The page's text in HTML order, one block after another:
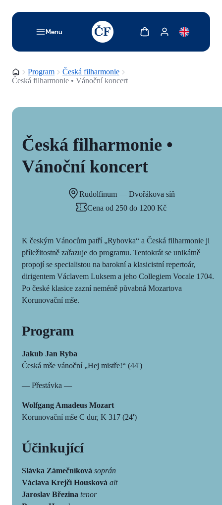
Menu
TODO: Add description for reader
Zobrazit košíkZobrazit můj účet
Domovská stránka
Program
Česká filharmonie
Česká filharmonie • Vánoční koncert
Česká filharmonie •
Vánoční koncert
Rudolfinum — Dvořákova síň
Cena od 250 do 1200 Kč
K českým Vánocům patří „Rybovka“ a Česká filharmonie ji
příležitostně zařazuje do programu. Tentokrát se unikátně
propojí se specialistou na barokní a klasicistní repertoár,
dirigentem Václavem Luksem a jeho Collegiem Vocale 1704.
Po české klasice zazní neméně půvabná Mozartova
Korunovační mše.
Program
Jakub Jan Ryba
Česká mše vánoční „Hej mistře!“ (44')
— Přestávka —
Wolfgang Amadeus Mozart
Korunovační mše C dur, K 317 (24')
Účinkující
Slávka Zámečníková soprán
Václava Krejčí Housková alt
Jaroslav Březina tenor